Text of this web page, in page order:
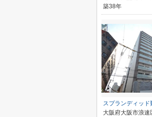
築38年
スプランディッド
大阪府大阪市浪速